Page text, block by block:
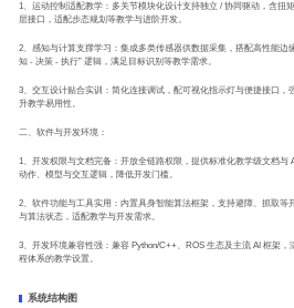
1、运动控制适配教学：多关节模块化设计支持独立 / 协同驱动，含扭
层接口，适配步态规划等教学与进阶开发。
2、感知与计算支撑学习：集成多类传感器供数据采集，搭配高性能边
知 - 决策 - 执行” 逻辑，满足目标识别等教学需求。
3、交互设计贴合实训：简化连接调试，配可视化指示灯与便捷接口，
升教学易用性。
二、软件与开发环境：
1、开发权限与文档完备：开放全链路权限，提供标准化教学级文档与
动作、模型与交互逻辑，降低开发门槛。
2、软件功能与工具实用：内置具身智能算法框架，支持避障、抓取
与算法状态，适配教学与开发需求。
3、开发环境兼容性强：兼容 Python/C++、ROS 生态及主流 AI 框架
程体系的教学设置。
系统结构图